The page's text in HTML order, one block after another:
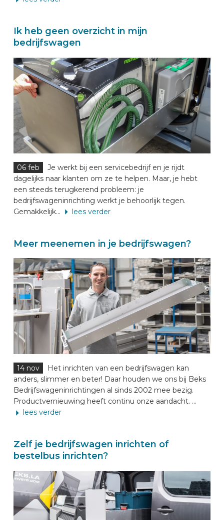
Ik heb geen overzicht in mijn
bedrijfswagen
06 feb
Je werkt bij een servicebedrijf en je rijdt
dagelijks naar klanten om ze te helpen. Maar, je hebt
een steeds terugkerend probleem: je
bedrijfswageninrichting werkt je behoorlijk tegen.
Gemakkelijk...
lees verder
Meer meenemen in je bedrijfswagen?
14 nov
Het inrichten van een bedrijfswagen kan
anders, slimmer en beter! Daar houden we ons bij Beks
Bedrijfswageninrichtingen al sinds 2002 mee bezig.
Productvernieuwing heeft continu onze aandacht. ...
lees verder
Zelf je bedrijfswagen inrichten of
bestelbus inrichten?